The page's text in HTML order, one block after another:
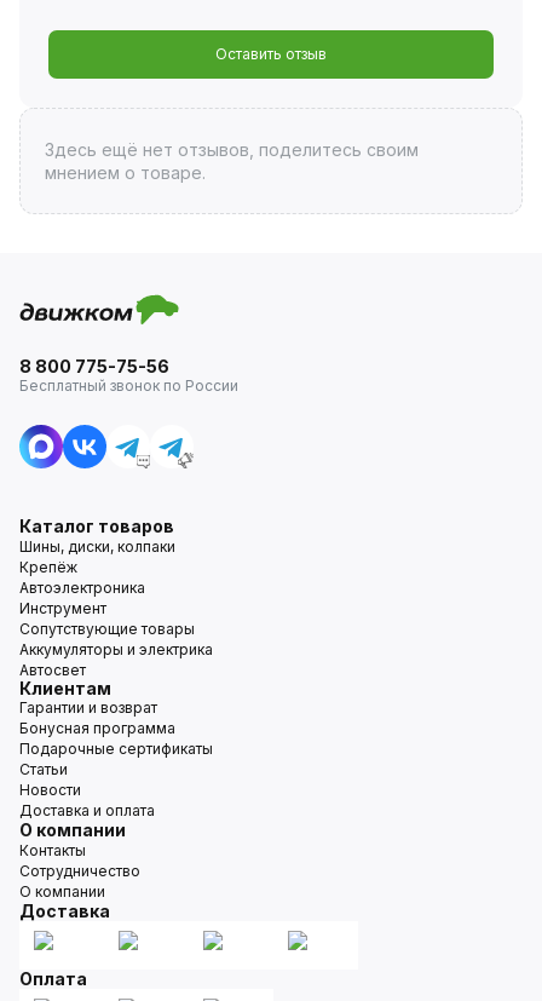
Оставить отзыв
Здесь ещё нет отзывов, поделитесь своим
мнением о товаре.
8 800 775-75-56
Бесплатный звонок по России
Каталог товаров
Шины, диски, колпаки
Крепёж
Автоэлектроника
Инструмент
Сопутствующие товары
Аккумуляторы и электрика
Автосвет
Клиентам
Гарантии и возврат
Бонусная программа
Подарочные сертификаты
Статьи
Новости
Доставка и оплата
О компании
Контакты
Сотрудничество
О компании
Доставка
Оплата